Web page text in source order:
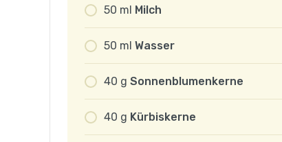
50 ml Milch
50 ml Wasser
40 g Sonnenblumenkerne
40 g Kürbiskerne